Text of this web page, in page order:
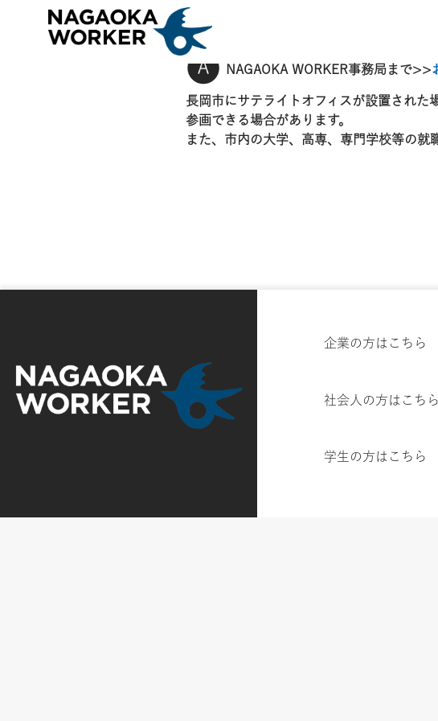
長岡市での人材採用について相談したい
NAGAOKA WORKER事務局まで>>
長岡市にサテライトオフィスが設置された
参画できる場合があります。
また、市内の大学、高専、専門学校等の就
企業の方はこちら
社会人の方はこちら
学生の方はこちら